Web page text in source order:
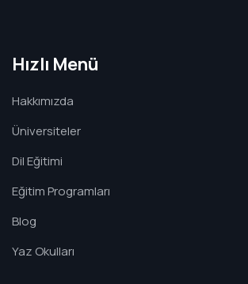
Hızlı Menü
Hakkımızda
Üniversiteler
Dil Eğitimi
Eğitim Programları
Blog
Yaz Okulları